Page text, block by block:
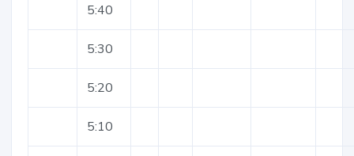
5:40
5:30
5:20
5:10